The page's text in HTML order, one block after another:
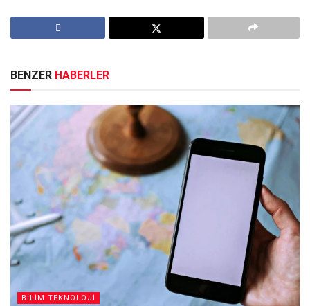
BENZER HABERLER
BİLİM TEKNOLOJİ